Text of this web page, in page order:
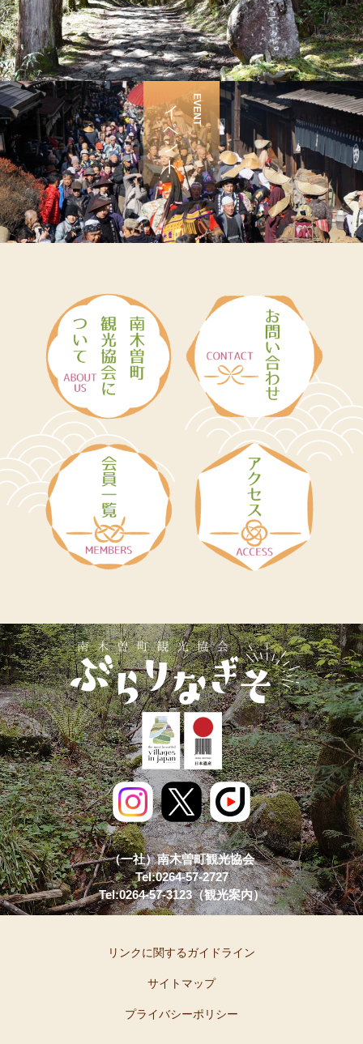
EVENT
イベント
（一社）南木曽町観光協会
Tel:0264-57-2727
Tel:0264-57-3123（観光案内）
リンクに関するガイドライン
サイトマップ
プライバシーポリシー